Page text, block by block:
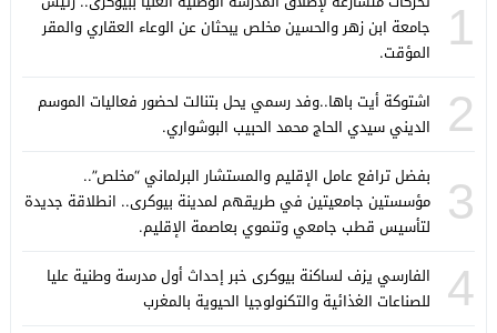
1
جامعة ابن زهر والحسين مخلص يبحثان عن الوعاء العقاري والمقر
المؤقت.
2
اشتوكة أيت باها..وفد رسمي يحل بتنالت لحضور فعاليات الموسم
الديني سيدي الحاج محمد الحبيب البوشواري.
3
بفضل ترافع عامل الإقليم والمستشار البرلماني “مخلص”..
مؤسستين جامعيتين في طريقهم لمدينة بيوكرى.. انطلاقة جديدة
لتأسيس قطب جامعي وتنموي بعاصمة الإقليم.
4
الفارسي يزف لساكنة بيوكرى خبر إحداث أول مدرسة وطنية عليا
للصناعات الغذائية والتكنولوجيا الحيوية بالمغرب